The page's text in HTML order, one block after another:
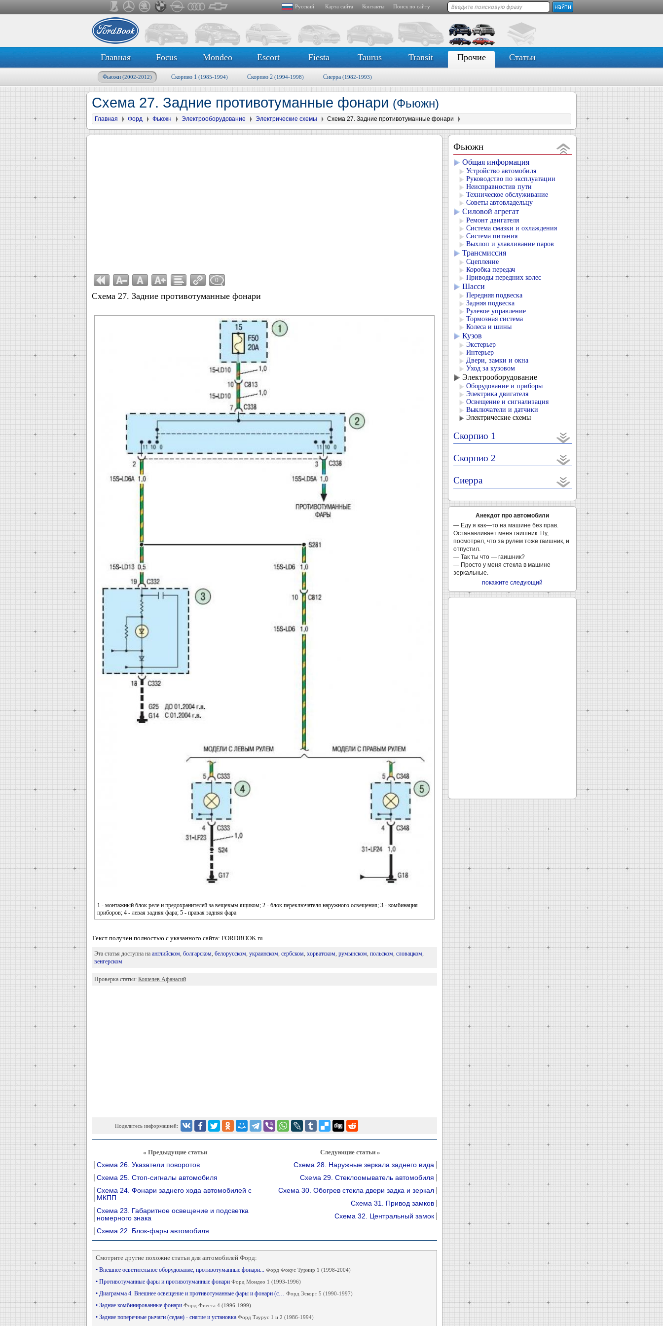
Русский Карта сайта Контакты Поиск по сайту
Главная Focus Mondeo Escort Fiesta Taurus Transit Прочие Статьи
Фьюжн (2002-2012) Скорпио 1 (1985-1994) Скорпио 2 (1994-1998) Сиерра (1982-1993)
Схема 27. Задние противотуманные фонари (Фьюжн)
Главная Форд Фьюжн Электрооборудование Электрические схемы Схема 27. Задние противотуманные фонари
0
Схема 27. Задние противотуманные фонари
1 - монтажный блок реле и предохранителей за вещевым ящиком; 2 - блок переключателя наружного освещения; 3 - комбинация
приборов; 4 - левая задняя фара; 5 - правая задняя фара
Текст получен полностью с указанного сайта: FORDBOOK.ru
Эта статья доступна на английском, болгарском, белорусском, украинском, сербском, хорватском, румынском, польском, словацком,
венгерском
Проверка статьи: Кошелев Афанасий
Поделитесь информацией:
« Предыдущие статьи
Схема 26. Указатели поворотов
Схема 25. Стоп-сигналы автомобиля
Схема 24. Фонари заднего хода автомобилей с
МКПП
Схема 23. Габаритное освещение и подсветка
номерного знака
Схема 22. Блок-фары автомобиля
Следующие статьи »
Схема 28. Наружные зеркала заднего вида
Схема 29. Стеклоомыватель автомобиля
Схема 30. Обогрев стекла двери задка и зеркал
Схема 31. Привод замков
Схема 32. Центральный замок
Смотрите другие похожие статьи для автомобилей Форд:
• Внешнее осветительное оборудование, противотуманные фонари... Форд Фокус Турнир 1 (1998-2004)
• Противотуманные фары и противотуманные фонари Форд Мондео 1 (1993-1996)
• Диаграмма 4. Внешнее освещение и противотуманные фары и фонари (с… Форд Эскорт 5 (1990-1997)
• Задние комбинированные фонари Форд Фиеста 4 (1996-1999)
• Задние поперечные рычаги (седан) - снятие и установка Форд Таурус 1 и 2 (1986-1994)
Фьюжн
Общая информация
Устройство автомобиля
Руководство по эксплуатации
Неисправностив пути
Техническое обслуживание
Советы автовладельцу
Силовой агрегат
Ремонт двигателя
Система смазки и охлаждения
Система питания
Выхлоп и улавливание паров
Трансмиссия
Сцепление
Коробка передач
Приводы передних колес
Шасси
Передняя подвеска
Задняя подвеска
Рулевое управление
Тормозная система
Колеса и шины
Кузов
Экстерьер
Интерьер
Двери, замки и окна
Уход за кузовом
Электрооборудование
Оборудование и приборы
Электрика двигателя
Освещение и сигнализация
Выключатели и датчики
Электрические схемы
Скорпио 1
Скорпио 2
Сиерра
Анекдот про автомобили
— Еду я как—то на машине без прав.
Останавливает меня гаишник. Ну,
посмотрел, что за рулем тоже гаишник, и
отпустил.
— Так ты что — гаишник?
— Просто у меня стекла в машине
зеркальные.
покажите следующий